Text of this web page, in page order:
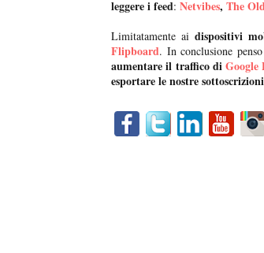
leggere i feed: Netvibes, The
Limitatamente ai dispositivi
Flipboard. In conclusione
aumentare il traffico diGoogle
esportare le nostre